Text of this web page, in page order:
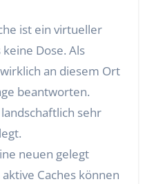
ist ein virtueller
Dose. Als
an diesem Ort
beantworten.
sehr
neuen gelegt
Caches können